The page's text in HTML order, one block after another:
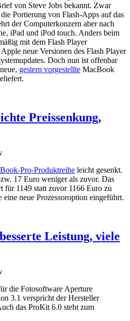
von Steve Jobs bekannt. Zwar
Portierung von Flash-Apps auf das
der Computerkonzern aber nach
iPad und iPod touch. Anders beim
mit dem Flash Player
neue Versionen des Flash Player
Doch nun ist offenbar
gestern vorgestellte MacBook
Preissenkung,
Pro-Produktreihe leicht gesenkt.
17 Euro weniger als zuvor. Das
für 1149 statt zuvor 1166 Euro zu
neue Prozessoroption eingeführt.
Leistung, viele
die Fotosoftware Aperture
3.1 verspricht der Hersteller
das ProKit 6.0 steht zum